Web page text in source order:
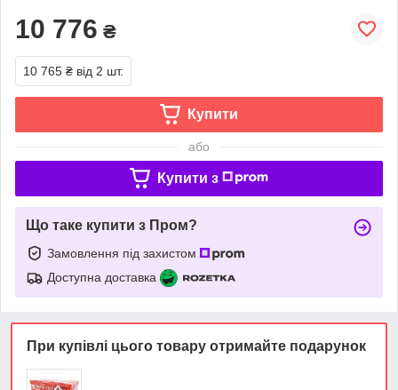
10 776 ₴
10 765 ₴ від 2 шт.
Купити
або
Купити з
Що таке купити з Пром?
Замовлення під захистом
Доступна доставка
При купівлі цього товару отримайте подарунок